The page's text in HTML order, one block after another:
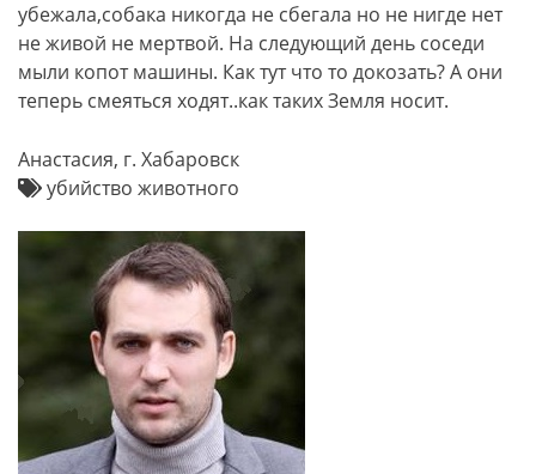
убежала,собака никогда не сбегала но не нигде нет
не живой не мертвой. На следующий день соседи
мыли копот машины. Как тут что то докозать? А они
теперь смеяться ходят..как таких Земля носит.
Анастасия, г. Хабаровск
убийство животного